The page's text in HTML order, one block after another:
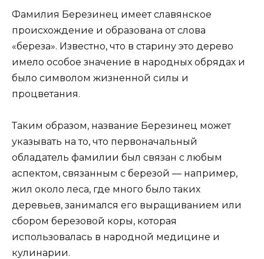
Фамилия Березинец имеет славянское
происхождение и образована от слова
«береза». Известно, что в старину это дерево
имело особое значение в народных обрядах и
было символом жизненной силы и
процветания.
Таким образом, название Березинец может
указывать на то, что первоначальный
обладатель фамилии был связан с любым
аспектом, связанным с березой — например,
жил около леса, где много было таких
деревьев, занимался его выращиванием или
сбором березовой коры, которая
использовалась в народной медицине и
кулинарии.